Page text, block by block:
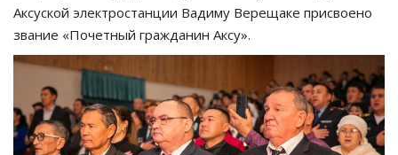
Аксуской электростанции Вадиму Верещаке присвоено
звание «Почетный гражданин Аксу».